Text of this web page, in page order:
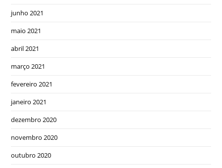
junho 2021
maio 2021
abril 2021
março 2021
fevereiro 2021
janeiro 2021
dezembro 2020
novembro 2020
outubro 2020